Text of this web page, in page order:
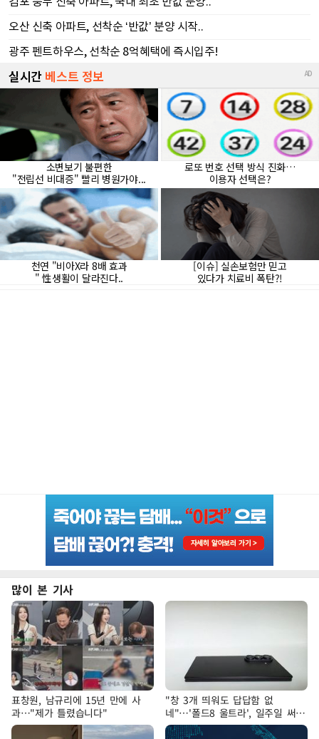
많이 본 기사
표창원, 남규리에 15년 만에 사
과…"제가 틀렸습니다"
"창 3개 띄워도 답답함 없
네"…'폴드8 울트라', 일주일 써보
니